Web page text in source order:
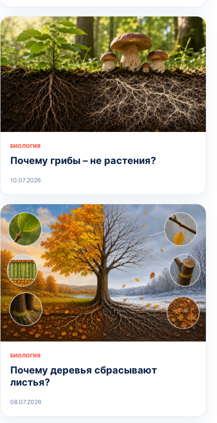
БИОЛОГИЯ
Почему грибы – не растения?
10.07.2026
БИОЛОГИЯ
Почему деревья сбрасывают
листья?
08.07.2026